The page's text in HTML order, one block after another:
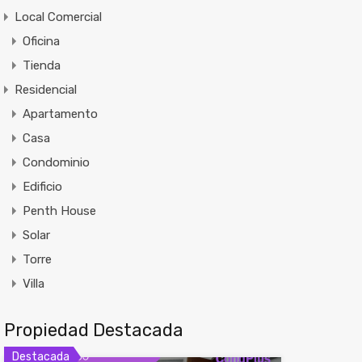
Local Comercial
Oficina
Tienda
Residencial
Apartamento
Casa
Condominio
Edificio
Penth House
Solar
Torre
Villa
Propiedad Destacada
Destacada